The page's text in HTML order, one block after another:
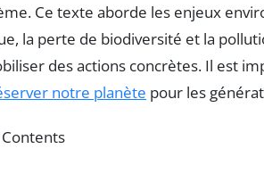
Ce texte aborde les enjeux
la perte de biodiversité et la
des actions concrètes. Il est
notre planète pour les